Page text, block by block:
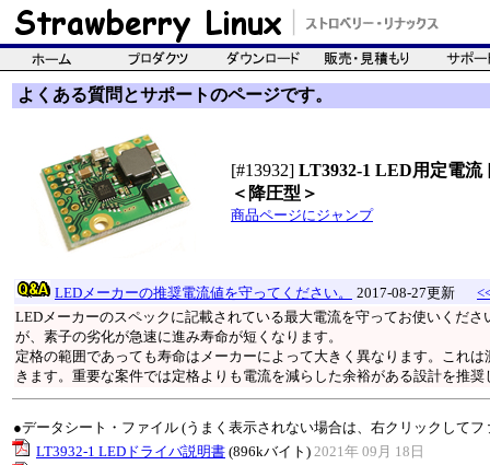
よくある質問とサポートのページです。
[#13932] LT3932-1 LED用定電流
＜降圧型＞
商品ページにジャンプ
LEDメーカーの推奨電流値を守ってください。 2017-08-27更新
LEDメーカーのスペックに記載されている最大電流を守ってお使いくだ
が、素子の劣化が急速に進み寿命が短くなります。
定格の範囲であっても寿命はメーカーによって大きく異なります。これ
きます。重要な案件では定格よりも電流を減らした余裕がある設計を推奨
●データシート・ファイル (うまく表示されない場合は、右クリックして
LT3932-1 LEDドライバ説明書 (896kバイト) 2021年 09月 18日